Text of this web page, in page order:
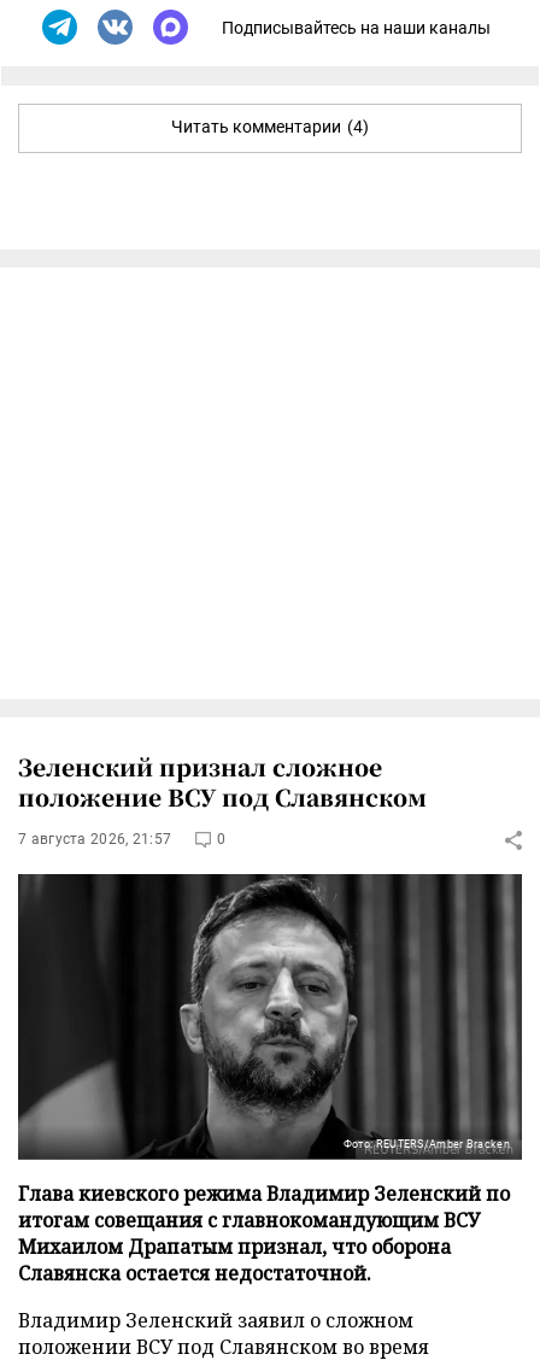
Подписывайтесь на наши каналы
Читать комментарии (4)
Зеленский признал сложное
положение ВСУ под Славянском
7 августа 2026, 21:57 0
Фото: REUTERS/Amber Bracken
Глава киевского режима Владимир Зеленский по
итогам совещания с главнокомандующим ВСУ
Михаилом Драпатым признал, что оборона
Славянска остается недостаточной.
Владимир Зеленский заявил о сложном
положении ВСУ под Славянском во время